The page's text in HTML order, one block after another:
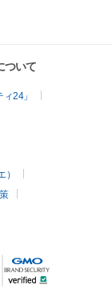
ついて
24」